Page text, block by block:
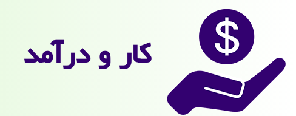
كار و درآمد